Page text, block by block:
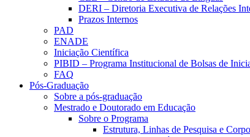
DERI – Diretoria Executiva de Relações
Prazos Internos
PAD
ENADE
Iniciação Científica
PIBID – Programa Institucional de Bolsas de
FAQ
Pós-Graduação
Sobre a pós-graduação
Mestrado e Doutorado em Educação
Sobre o Programa
Estrutura, Linhas de Pesquisa e